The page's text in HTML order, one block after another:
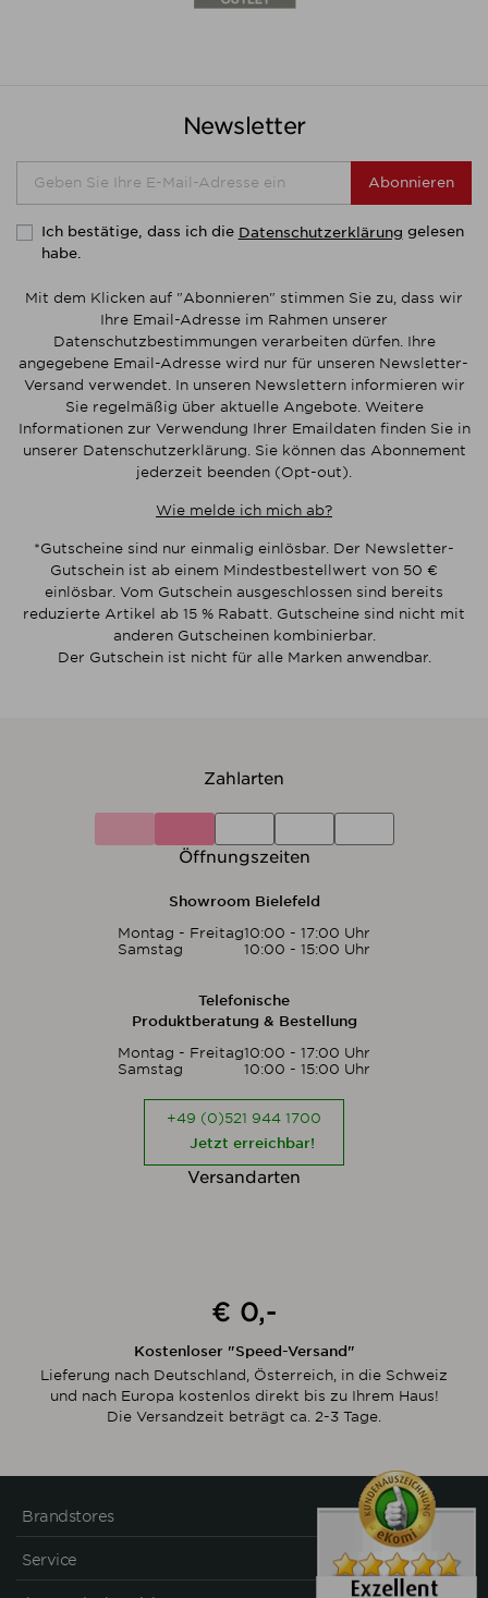
Newsletter
Abonnieren
Ich bestätige, dass ich die Datenschutzerklärung gelesen
habe.
Mit dem Klicken auf "Abonnieren" stimmen Sie zu, dass wir
Ihre Email-Adresse im Rahmen unserer
Datenschutzbestimmungen verarbeiten dürfen. Ihre
angegebene Email-Adresse wird nur für unseren Newsletter-
Versand verwendet. In unseren Newslettern informieren wir
Sie regelmäßig über aktuelle Angebote. Weitere
Informationen zur Verwendung Ihrer Emaildaten finden Sie in
unserer Datenschutzerklärung. Sie können das Abonnement
jederzeit beenden (Opt-out).
Wie melde ich mich ab?
*Gutscheine sind nur einmalig einlösbar. Der Newsletter-
Gutschein ist ab einem Mindestbestellwert von 50 €
einlösbar. Vom Gutschein ausgeschlossen sind bereits
reduzierte Artikel ab 15 % Rabatt. Gutscheine sind nicht mit
anderen Gutscheinen kombinierbar.
Der Gutschein ist nicht für alle Marken anwendbar.
Zahlarten
Öffnungszeiten
Showroom Bielefeld
Montag - Freitag10:00 - 17:00 Uhr
Samstag
10:00 - 15:00 Uhr
Telefonische
Produktberatung & Bestellung
Montag - Freitag10:00 - 17:00 Uhr
Samstag
10:00 - 15:00 Uhr
+49 (0)521 944 1700
Jetzt erreichbar!
Versandarten
€ 0,-
Kostenloser "Speed-Versand"
Lieferung nach Deutschland, Österreich, in die Schweiz
und nach Europa kostenlos direkt bis zu Ihrem Haus!
Die Versandzeit beträgt ca. 2-3 Tage.
Brandstores
Service